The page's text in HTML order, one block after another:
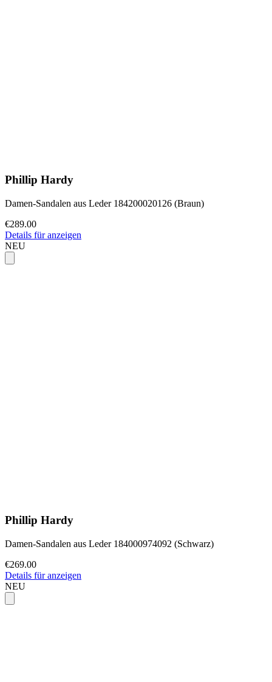
Phillip Hardy
Damen-Sandalen aus Leder 184200020126 (Braun)
€289.00
Details für anzeigen
NEU
Phillip Hardy
Damen-Sandalen aus Leder 184000974092 (Schwarz)
€269.00
Details für anzeigen
NEU